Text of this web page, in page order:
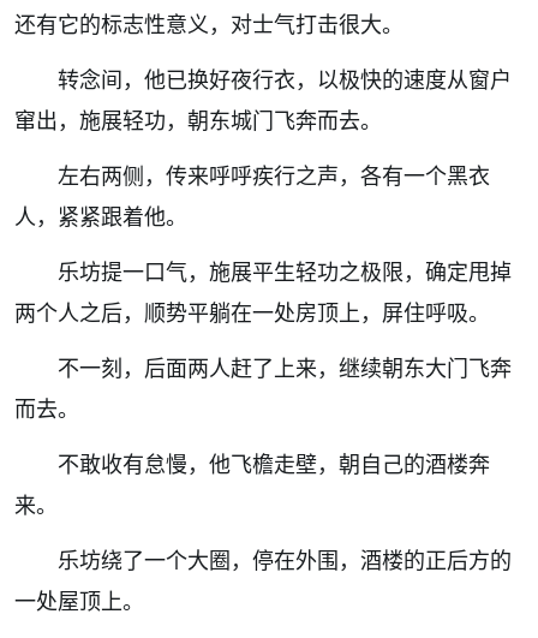
还有它的标志性意义，对士气打击很大。
转念间，他已换好夜行衣，以极快的速度从窗户
窜出，施展轻功，朝东城门飞奔而去。
左右两侧，传来呼呼疾行之声，各有一个黑衣
人，紧紧跟着他。
乐坊提一口气，施展平生轻功之极限，确定甩掉
两个人之后，顺势平躺在一处房顶上，屏住呼吸。
不一刻，后面两人赶了上来，继续朝东大门飞奔
而去。
不敢收有怠慢，他飞檐走壁，朝自己的酒楼奔
来。
乐坊绕了一个大圈，停在外围，酒楼的正后方的
一处屋顶上。